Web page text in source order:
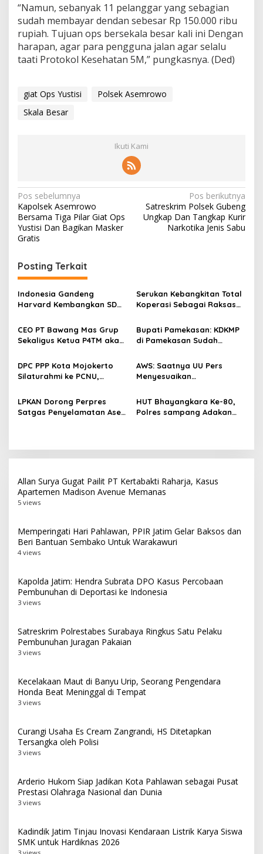
“Namun, sebanyak 11 pelanggar yang sebagian
sudah membayar dendan sebesar Rp 150.000 ribu
rupiah. Tujuan ops bersekala besar kali ini Dengan
harapan, agar para pengguna jalan agar selalu
taati Protokol Kesehatan 5M,” pungkasnya. (Ded)
giat Ops Yustisi
Polsek Asemrowo
Skala Besar
Ikuti Kami
N
a
v
i
g
a
s
i
p
o
s
Pos sebelumnya
Kapolsek Asemrowo
Bersama Tiga Pilar Giat Ops
Yustisi Dan Bagikan Masker
Gratis
Pos berikutnya
Satreskrim Polsek Gubeng
Ungkap Dan Tangkap Kurir
Narkotika Jenis Sabu
Posting Terkait
Indonesia Gandeng
Harvard Kembangkan SDM
Dunia
Serukan Kebangkitan Total
Koperasi Sebagai Raksasa
79
CEO PT Bawang Mas Grup
Sekaligus Ketua P4TM akan
Tembakau di Madura
Bupati Pamekasan: KDKMP
di Pamekasan Sudah
Selesai Akhir Juli 2026
DPC PPP Kota Mojokerto
Silaturahmi ke PCNU,
Masyarakat
AWS: Saatnya UU Pers
Menyesuaikan
Digital dan AI
LPKAN Dorong Perpres
Satgas Penyelamatan Aset
HUT Bhayangkara Ke-80,
Polres sampang Adakan
Allan Surya Gugat Pailit PT Kertabakti Raharja, Kasus
Apartemen Madison Avenue Memanas
5 views
Memperingati Hari Pahlawan, PPIR Jatim Gelar Baksos dan
Beri Bantuan Sembako Untuk Warakawuri
4 views
Kapolda Jatim: Hendra Subrata DPO Kasus Percobaan
Pembunuhan di Deportasi ke Indonesia
3 views
Satreskrim Polrestabes Surabaya Ringkus Satu Pelaku
Pembunuhan Juragan Pakaian
3 views
Kecelakaan Maut di Banyu Urip, Seorang Pengendara
Honda Beat Meninggal di Tempat
3 views
Curangi Usaha Es Cream Zangrandi, HS Ditetapkan
Tersangka oleh Polisi
3 views
Arderio Hukom Siap Jadikan Kota Pahlawan sebagai Pusat
Prestasi Olahraga Nasional dan Dunia
3 views
Kadindik Jatim Tinjau Inovasi Kendaraan Listrik Karya Siswa
SMK untuk Hardiknas 2026